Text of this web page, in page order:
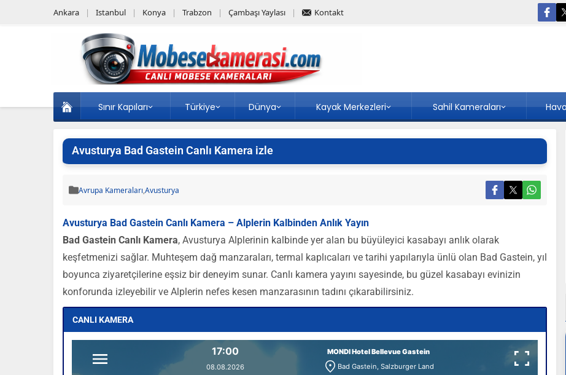
Ankara Istanbul Konya Trabzon Çambaşı Yaylası Kontakt
Sınır Kapıları Türkiye Dünya Kayak Merkezleri Sahil Kameraları
Avusturya Bad Gastein Canlı Kamera izle
Avrupa Kameraları,Avusturya
Avusturya Bad Gastein Canlı Kamera – Alplerin Kalbinden Anlık Yayın
Bad Gastein Canlı Kamera, Avusturya Alplerinin kalbinde yer alan bu büyüleyici kasabayı anlık olarak
keşfetmenizi sağlar. Muhteşem dağ manzaraları, termal kaplıcaları ve tarihi yapılarıyla ünlü olan Bad Gastein, yıl
boyunca ziyaretçilerine eşsiz bir deneyim sunar. Canlı kamera yayını sayesinde, bu güzel kasabayı evinizin
konforunda izleyebilir ve Alplerin nefes kesen manzarasının tadını çıkarabilirsiniz.
CANLI KAMERA